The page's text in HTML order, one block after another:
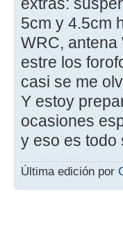
5cm y 4.5cm
WRC, antena
estre los
casi se me
Y estoy
ocasiones
y eso es todo
Última edición por